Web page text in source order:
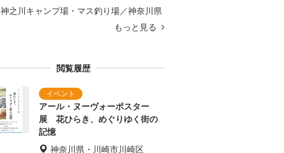
神之川キャンプ場・マス釣り場／神奈川県
もっと見る
閲覧履歴
アール・ヌーヴォーポスター
展 花ひらき、めぐりゆく街の
記憶
神奈川県・川崎市川崎区